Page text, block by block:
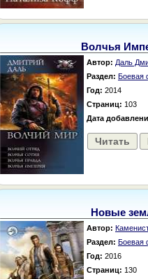
Волчья
Автор: Даль
Раздел: Боевая
Год: 2014
Страниц: 103
Дата
Читать
Новые
Автор:
Раздел: Боевая
Год: 2016
Страниц: 130